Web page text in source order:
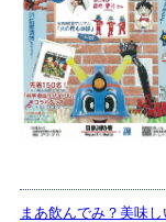
まあ飲んでみ？美味